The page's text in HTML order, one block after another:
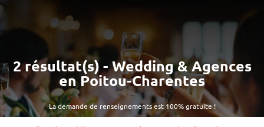
La demande de renseignements est 100% gratuite !
2 résultat(s) - Wedding & Agences
en Poitou-Charentes